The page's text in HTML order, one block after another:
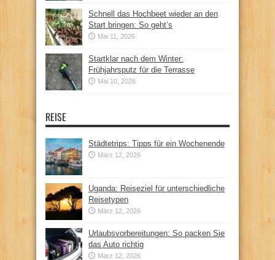
Schnell das Hochbeet wieder an den
Start bringen: So geht’s
Mai 11, 2026
Startklar nach dem Winter:
Frühjahrsputz für die Terrasse
Mai 10, 2026
REISE
Städtetrips: Tipps für ein Wochenende
März 12, 2026
Uganda: Reiseziel für unterschiedliche
Reisetypen
März 12, 2026
Urlaubsvorbereitungen: So packen Sie
das Auto richtig
März 12, 2026